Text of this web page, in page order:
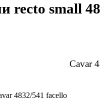
recto small
Cavar
4832/541 facello